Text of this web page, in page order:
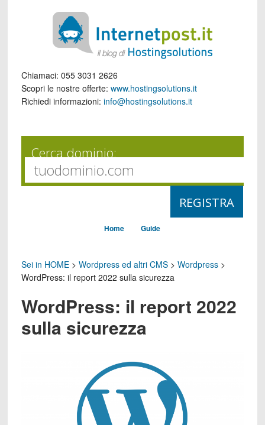
Chiamaci: 055 3031 2626
Scopri le nostre offerte: www.hostingsolutions.it
Richiedi informazioni: info@hostingsolutions.it
Cerca dominio:
Home Guide
Sei in HOME> Wordpress ed altri CMS> Wordpress>
WordPress: il report 2022 sulla sicurezza
WordPress: il report 2022
sulla sicurezza